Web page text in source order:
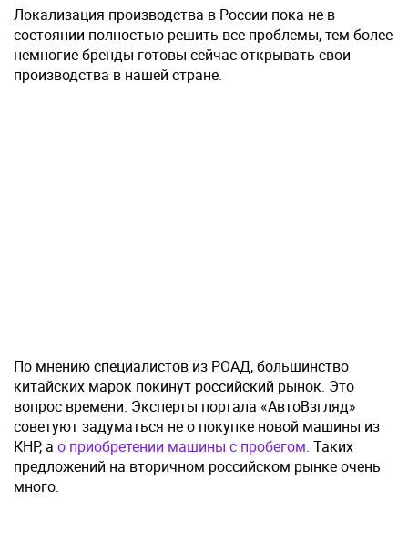
Локализация производства в России пока не в
состоянии полностью решить все проблемы, тем более
немногие бренды готовы сейчас открывать свои
производства в нашей стране.
По мнению специалистов из РОАД, большинство
китайских марок покинут российский рынок. Это
вопрос времени. Эксперты портала «АвтоВзгляд»
советуют задуматься не о покупке новой машины из
КНР, а о приобретении машины с пробегом. Таких
предложений на вторичном российском рынке очень
много.